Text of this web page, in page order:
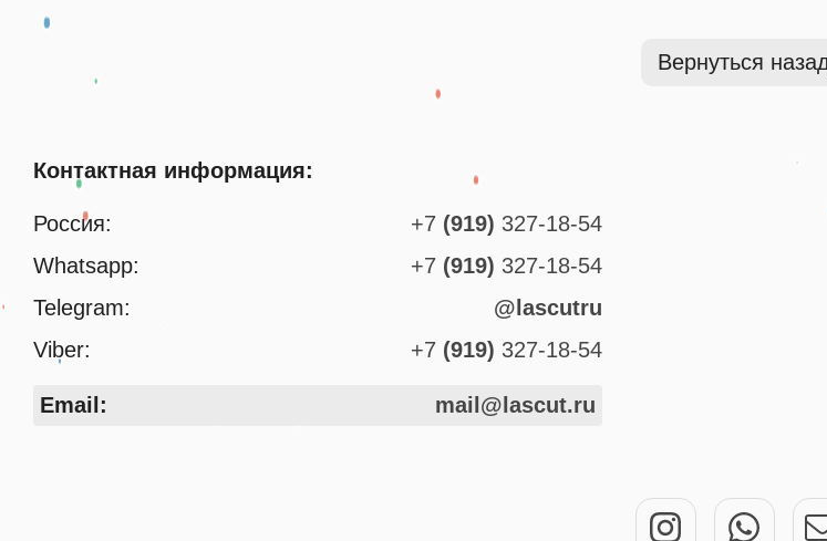
Вернуться
Контактная информация:
Россия: +7 (919) 327-18-54
Whatsapp:
+7 (919) 327-18-54
Telegram:
@lascutru
Viber:
+7 (919) 327-18-54
Email: mail@lascut.ru